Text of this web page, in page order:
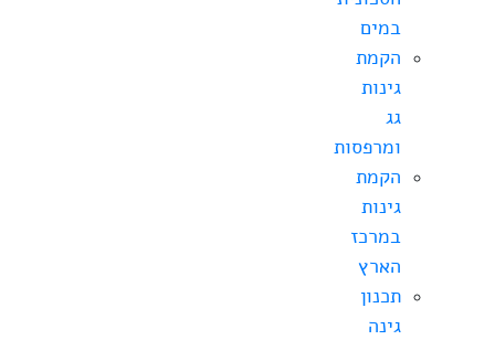
במים
הקמת
גינות
גג
ומרפסות
הקמת
גינות
במרכז
הארץ
תכנון
גינה